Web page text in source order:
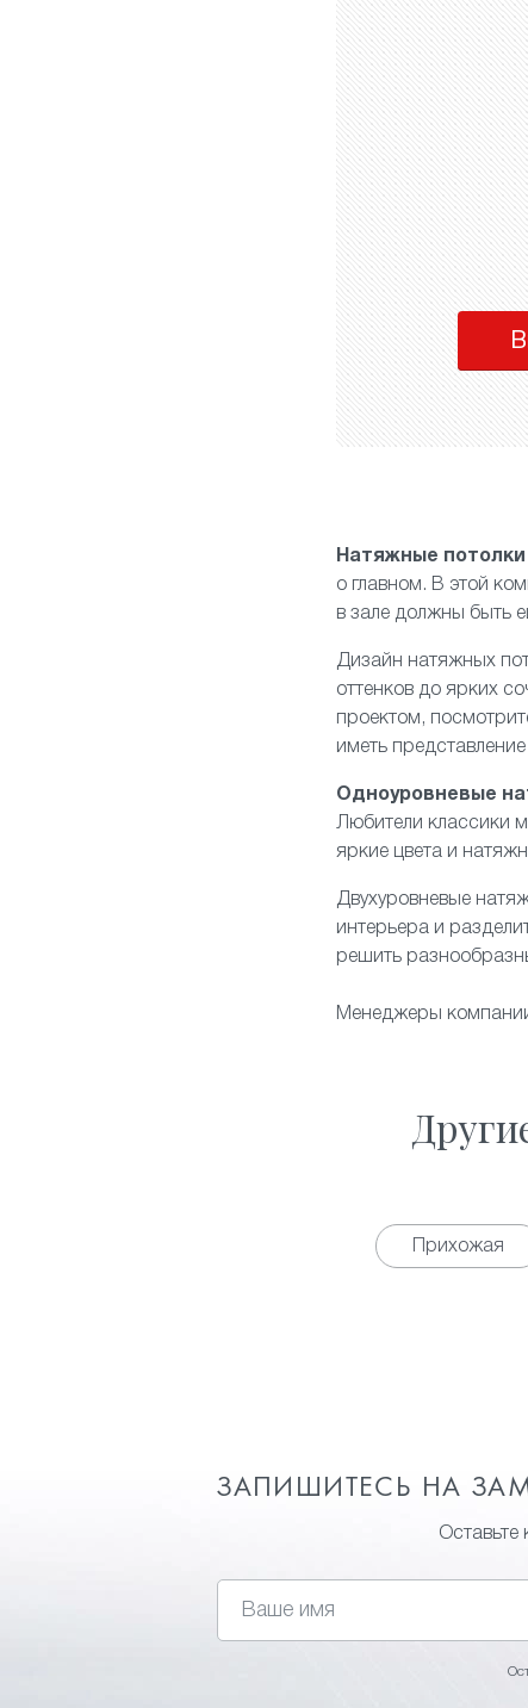
Натяжные потолки
о главном. В этой
в зале должны быть
Дизайн натяжных
оттенков до ярких
проектом,
иметь
Одноуровневые
Любители классики
яркие цвета и
Двухуровневые
интерьера и
решить
Менеджеры
Прихожая
ЗАПИШИТЕСЬ НА
Оставьте